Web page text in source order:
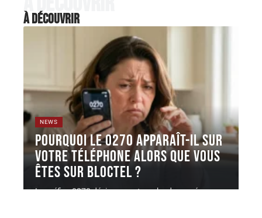
À découvrir
NEWS
Pourquoi le 0270 apparaît-il sur
votre téléphone alors que vous
êtes sur Bloctel ?
Le préfixe 0270 désigne une tranche de numéros